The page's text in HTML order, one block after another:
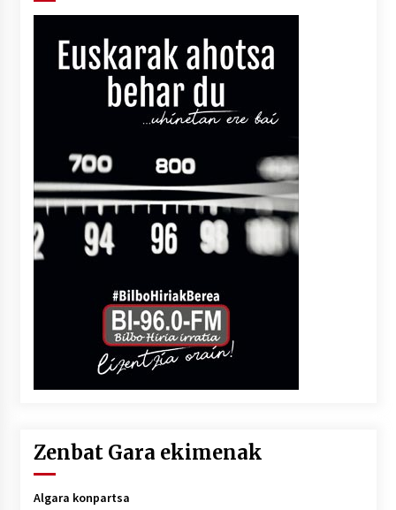
Zenbat Gara ekimenak
Algara konpartsa